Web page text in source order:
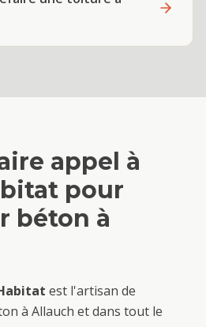
appel à
pour
béton à
est l'artisan de
à Allauch et dans tout le